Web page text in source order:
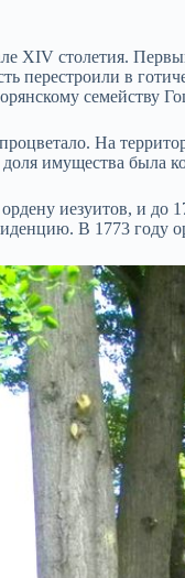
XIV столетия.
перестроили в
семейству
На
имущества была
иезуитов, и до
В 1773 году